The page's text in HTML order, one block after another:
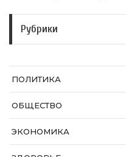
Рубрики
ПОЛИТИКА
ОБЩЕСТВО
ЭКОНОМИКА